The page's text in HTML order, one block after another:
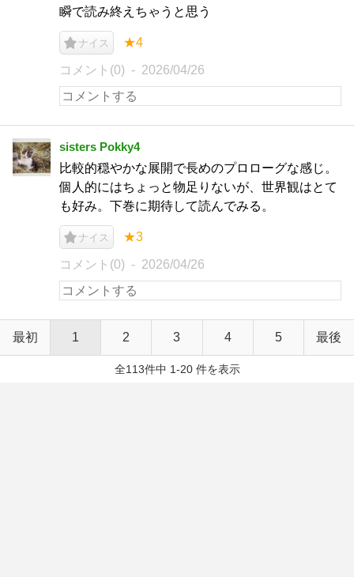
瞬で読み終えちゃうと思う
ナイス ★4
コメント(0) 2026/04/26
sisters Pokky4
比較的穏やかな展開で長めのプロローグな感じ。
個人的にはちょっと物足りないが、世界観はとて
も好み。下巻に期待して読んでみる。
ナイス ★3
コメント(0) 2026/04/26
最初 1 2 3 4 5 最後
全113件中 1-20 件を表示